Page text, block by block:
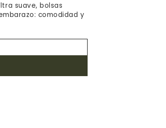
suave, bolsas
comodidad y